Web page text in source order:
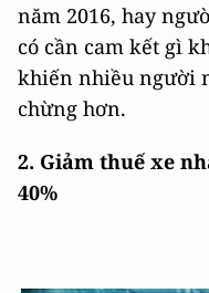
năm 2016, hay
có cần cam kết gì
khiến nhiều người
chừng hơn.
2. Giảm thuế xe
40%